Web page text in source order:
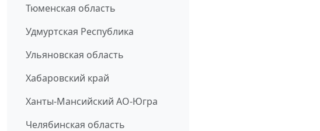
Тюменская область
Удмуртская Республика
Ульяновская область
Хабаровский край
Ханты-Мансийский АО-Югра
Челябинская область